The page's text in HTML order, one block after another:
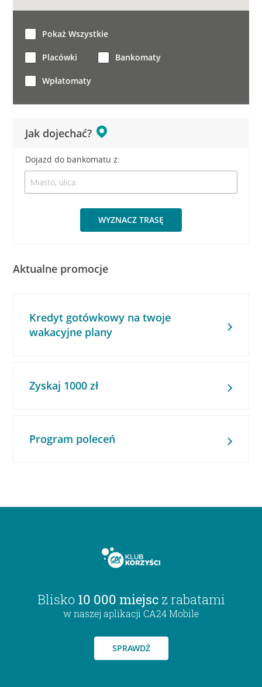
Jak dojechać?
Dojazd do bankomatu z:
WYZNACZ TRASĘ
Pokaż Wszystkie
Placówki Bankomaty
Wpłatomaty
Aktualne promocje
Kredyt gotówkowy na twoje
wakacyjne plany
Zyskaj 1000 zł
Program poleceń
Blisko 10 000 miejsc z rabatami
w naszej aplikacji CA24 Mobile
SPRAWDŹ